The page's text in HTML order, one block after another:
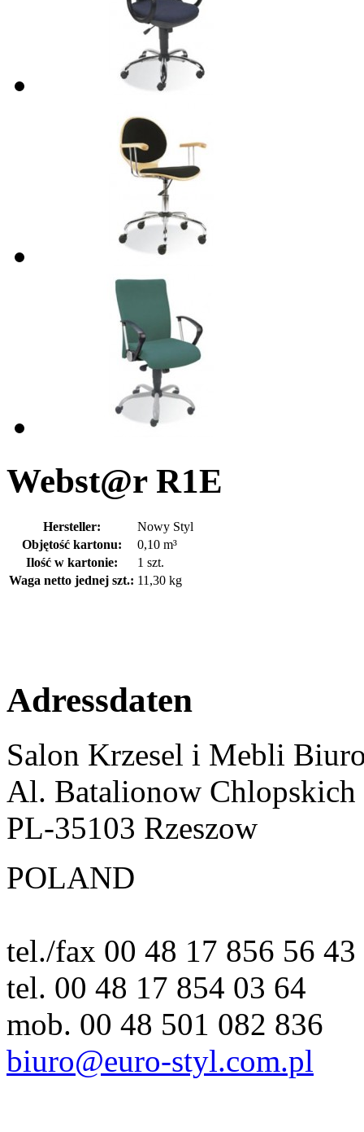
Webst@r R1E
Hersteller:
Nowy Styl
Objętość kartonu:
0,10 m³
Ilość w kartonie:
1 szt.
Waga netto jednej szt.: 11,30 kg
Adressdaten
Salon Krzesel i Mebli
Al. Batalionow
PL-35103 Rzeszow
POLAND
tel./fax 00 48 17 856 56 43
tel. 00 48 17 854 03 64
mob. 00 48 501 082 836
biuro@euro-styl.com.pl